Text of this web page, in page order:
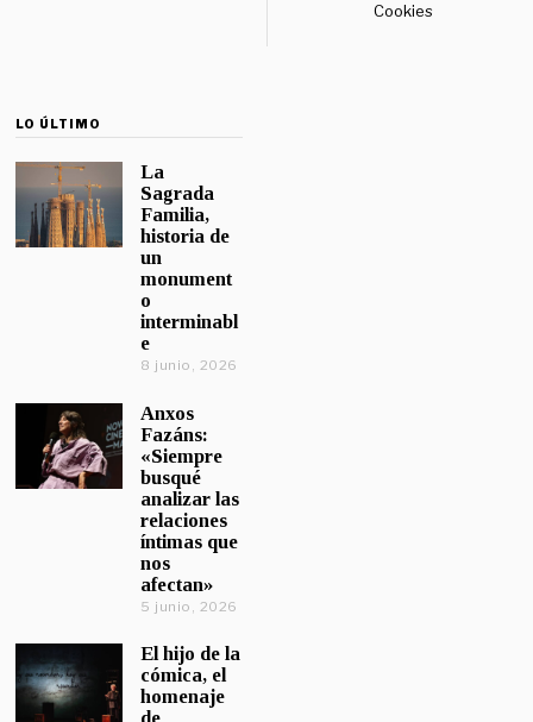
Cookies
LO ÚLTIMO
La
Sagrada
Familia,
historia de
un
monument
o
interminabl
e
8 junio, 2026
Anxos
Fazáns:
«Siempre
busqué
analizar las
relaciones
íntimas que
nos
afectan»
5 junio, 2026
El hijo de la
cómica, el
homenaje